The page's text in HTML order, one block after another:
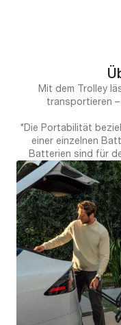
Mit dem Trolley
transportieren –
*Die Portabilität
einer einzelnen
Batterien sind für